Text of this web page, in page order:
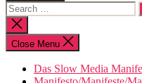
Search
for:
Close
search
Close Menu
Das Slow Media